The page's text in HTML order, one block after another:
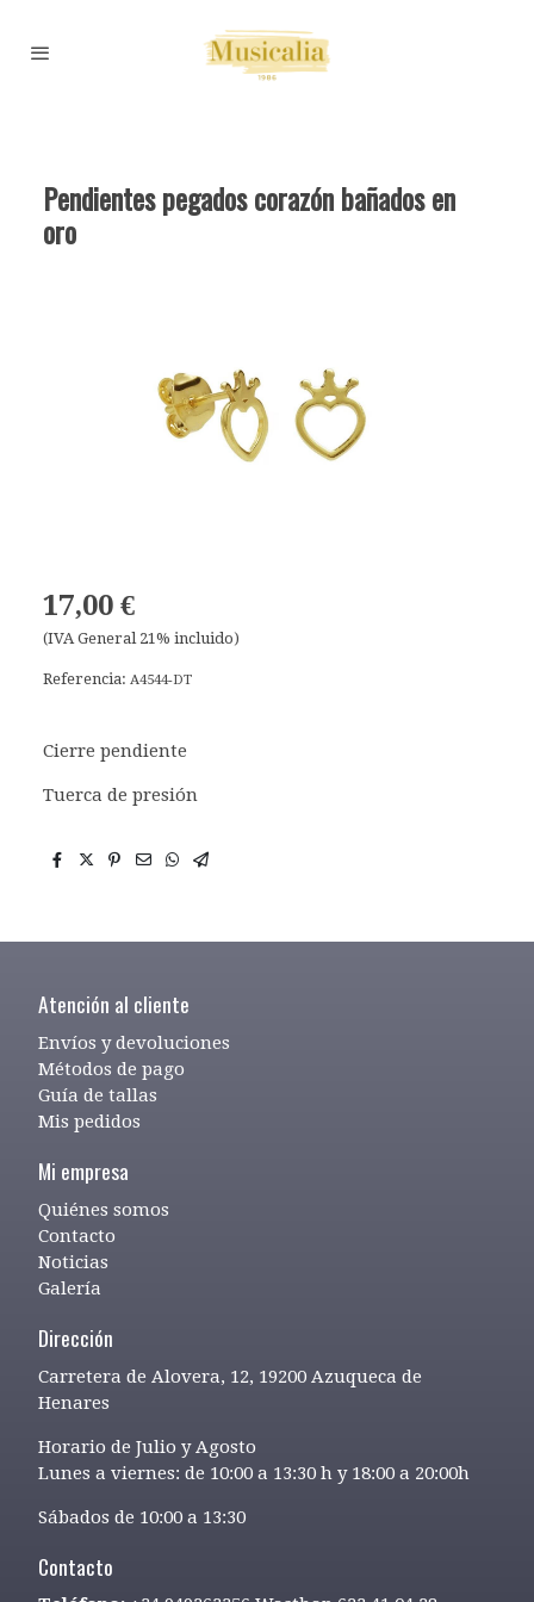
Pendientes pegados corazón bañados en
oro
17,00 €
(IVA General 21% incluido)
Referencia: A4544-DT
Cierre pendiente
Tuerca de presión
Atención al cliente
Envíos y devoluciones
Métodos de pago
Guía de tallas
Mis pedidos
Mi empresa
Quiénes somos
Contacto
Noticias
Galería
Dirección
Carretera de Alovera, 12, 19200 Azuqueca de
Henares
Horario de Julio y Agosto
Lunes a viernes: de 10:00 a 13:30 h y 18:00 a 20:00h
Sábados de 10:00 a 13:30
Contacto